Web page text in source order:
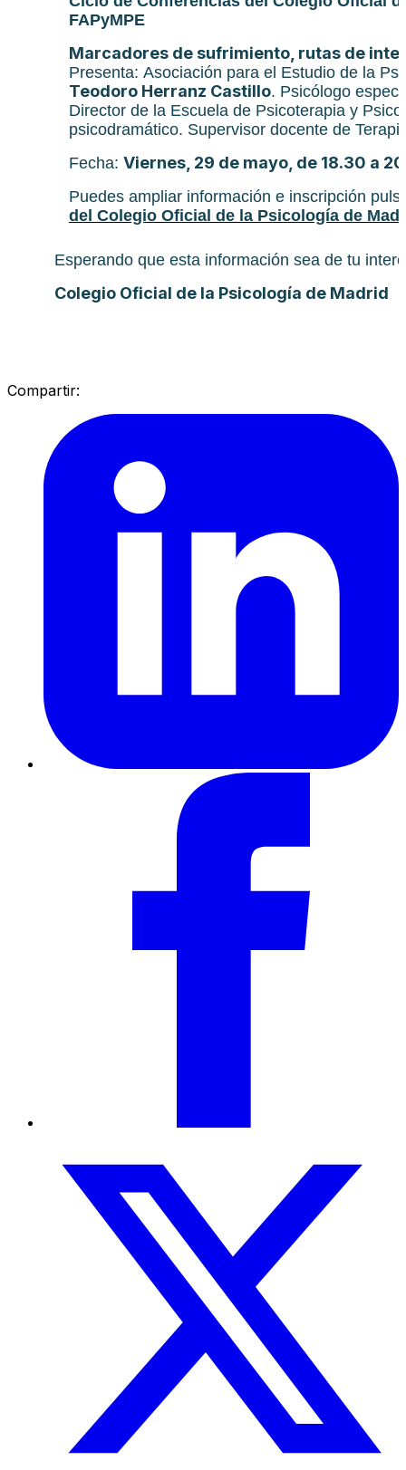
FAPyMPE
Marcadores de sufrimiento, rutas de
Presenta: Asociación para el Estudio de la
Teodoro Herranz Castillo. Psicólogo
Director de la Escuela de Psicoterapia y
psicodramático. Supervisor docente de
Fecha: Viernes, 29 de mayo, de 18.30 a
Puedes ampliar información e inscripción
del Colegio Oficial de la Psicología de
Esperando que esta información sea de tu
Colegio Oficial de la Psicología de Madrid
Compartir: